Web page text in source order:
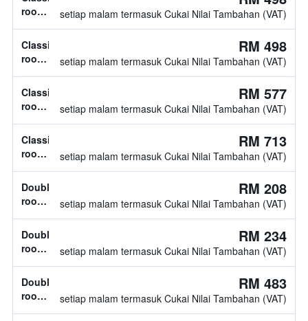
tidak
diketahui
room,
katil
tidak
diketahui
setiap malam termasuk Cukai Nilai Tambahan (VAT)
Classic
room,
katil
tidak
diketahui
RM 498
setiap malam termasuk Cukai Nilai Tambahan (VAT)
Classic
room,
katil
twin
RM 577
setiap malam termasuk Cukai Nilai Tambahan (VAT)
Classic
room,
katil
tidak
diketahui
RM 713
setiap malam termasuk Cukai Nilai Tambahan (VAT)
Double
room,
katil
tidak
diketahui
RM 208
setiap malam termasuk Cukai Nilai Tambahan (VAT)
Double
room,
katil
tidak
diketahui
RM 234
setiap malam termasuk Cukai Nilai Tambahan (VAT)
Double
room,
RM 483
setiap malam termasuk Cukai Nilai Tambahan (VAT)